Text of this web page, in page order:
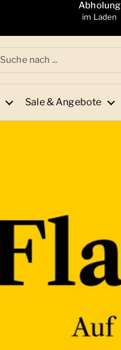
Abholung
im Laden
Sale & Angebote